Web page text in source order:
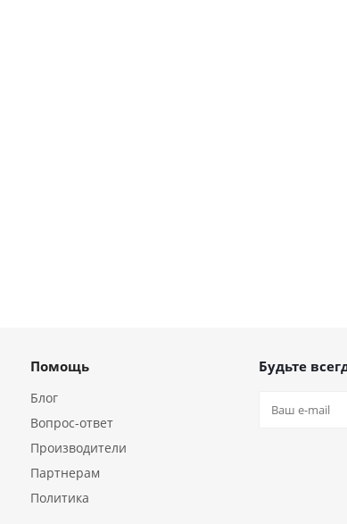
Помощь
Блог
Вопрос-ответ
Производители
Партнерам
Политика
Будьте